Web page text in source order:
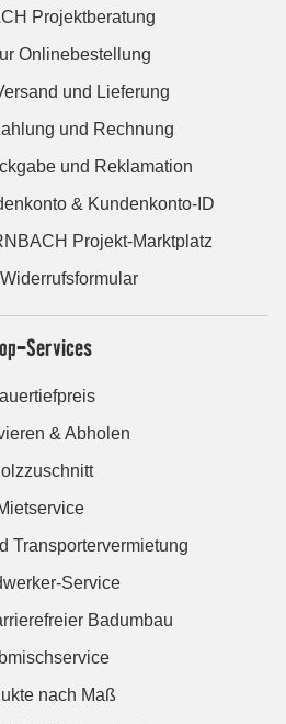
Projektberatung
Onlinebestellung
und Lieferung
und Rechnung
und Reklamation
& Kundenkonto-ID
Projekt-Marktplatz
Services
& Abholen
Transportervermietung
Service
Badumbau
nach Maß